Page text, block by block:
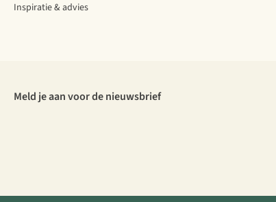
Inspiratie & advies
Meld je aan voor de nieuwsbrief